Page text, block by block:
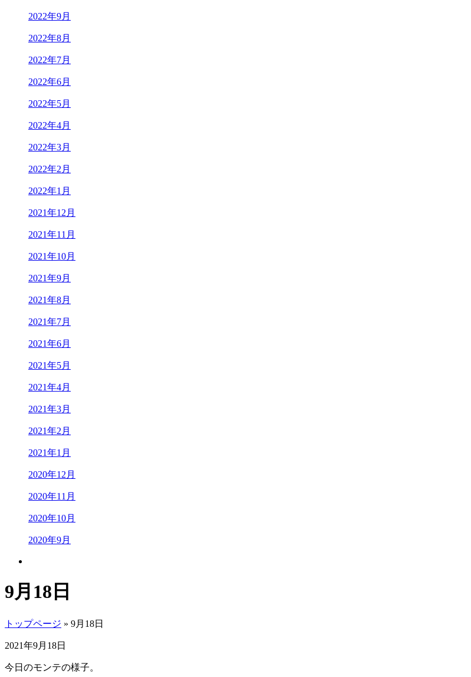
2022年9月
2022年8月
2022年7月
2022年6月
2022年5月
2022年4月
2022年3月
2022年2月
2022年1月
2021年12月
2021年11月
2021年10月
2021年9月
2021年8月
2021年7月
2021年6月
2021年5月
2021年4月
2021年3月
2021年2月
2021年1月
2020年12月
2020年11月
2020年10月
2020年9月
9月18日
トップページ » 9月18日
2021年9月18日
今日のモンテの様子。